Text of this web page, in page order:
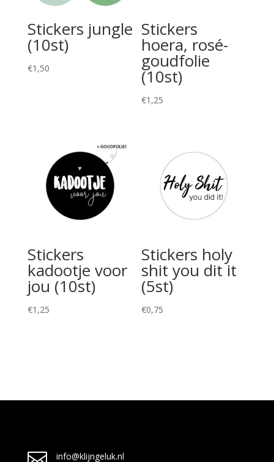
Stickers jungle
(10st)
€1,50
Stickers
hoera, rosé-
goudfolie
(10st)
€1,25
Stickers
kadootje voor
jou (10st)
€1,25
Stickers holy
shit you dit it
(5st)
€0,75
info@klijngeluk.nl